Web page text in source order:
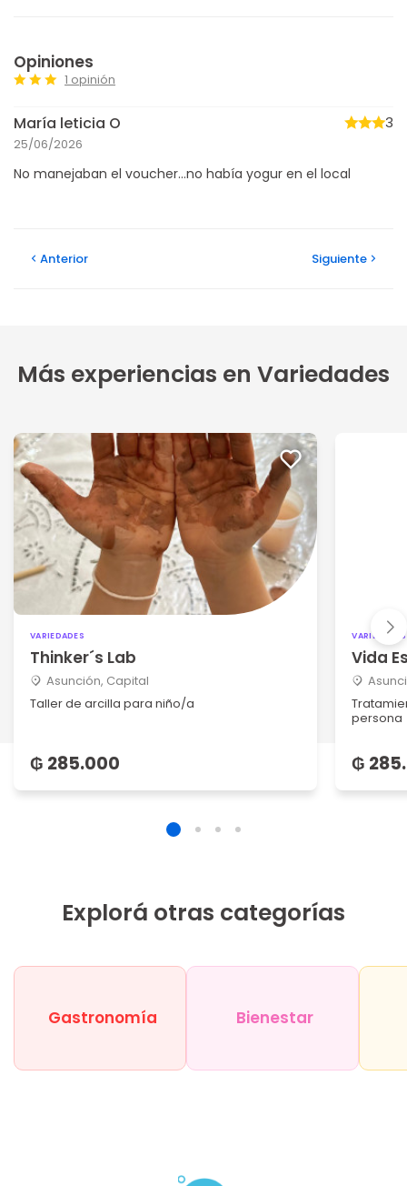
Opiniones
1 opinión
María leticia O
25/06/2026
3
No manejaban el voucher...no había yogur en el local
Anterior Siguiente
Más experiencias en Variedades
VARIEDADES
Thinker´s Lab
Asunción, Capital
Taller de arcilla para niño/a
₲ 285.000
VARIEDADES
Vida
persona
₲
Explorá otras categorías
Gastronomía Bienestar